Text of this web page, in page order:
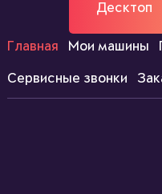
Десктоп
Главная Мои машины
Сервисные звонки